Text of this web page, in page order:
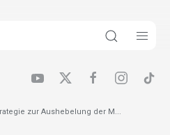
zur Aushebelung der M...